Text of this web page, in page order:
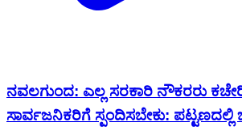
ನವಲಗುಂದ: ಎಲ್ಲ ಸರಕಾರಿ ನೌಕರರು
ಸಾರ್ವಜನಿಕರಿಗೆ ಸ್ಪಂದಿಸಬೇಕು: ಪಟ್ಟಣದಲ್ಲಿ